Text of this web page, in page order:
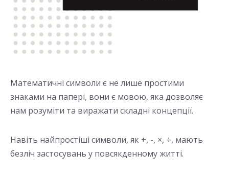
Математичні символи є не лише простими
знаками на папері, вони є мовою, яка дозволяє
нам розуміти та виражати складні концепції.
Навіть найпростіші символи, як +, -, ×, ÷, мають
безліч застосувань у повсякденному житті.